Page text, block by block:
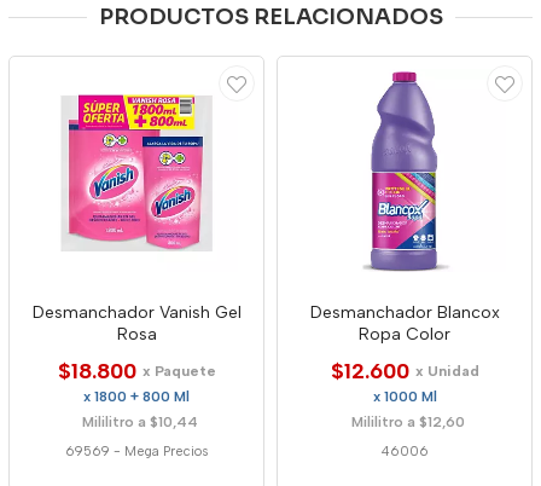
PRODUCTOS RELACIONADOS
Desmanchador Vanish Gel
Rosa
$18.800 x Paquete
x 1800 + 800 Ml
Mililitro a $10,44
69569 - Mega Precios
Desmanchador Blancox
Ropa Color
$12.600 x Unidad
x 1000 Ml
Mililitro a $12,60
46006